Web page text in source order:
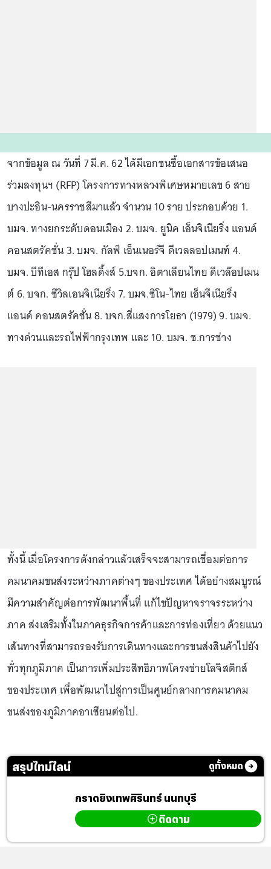
จากข้อมูล ณ วันที่ 7 มี.ค. 62 ได้มีเอกชนซื้อเอกสารข้อเสนอ
ร่วมลงทุนฯ (RFP) โครงการทางหลวงพิเศษหมายเลข 6 สาย
บางปะอิน-นครราชสีมาแล้ว จำนวน 10 ราย ประกอบด้วย 1.
บมจ. ทางยกระดับดอนเมือง 2. บมจ. ยูนิค เอ็นจิเนียริ่ง แอนด์
คอนสตรัคชั่น 3. บมจ. กัลฟ์ เอ็นเนอร์จี ดีเวลลอปเมนท์ 4.
บมจ. บีทีเอส กรุ๊ป โฮลดิ้งส์ 5.บจก. อิตาเลียนไทย ดีเวล๊อปเมน
ต์ 6. บจก. ซีวิลเอนจิเนียริ่ง 7. บมจ.ซิโน-ไทย เอ็นจีเนียริ่ง
แอนด์ คอนสตรัคชั่น 8. บจก.สี่แสงการโยธา (1979) 9. บมจ.
ทางด่วนและรถไฟฟ้ากรุงเทพ และ 10. บมจ. ช.การช่าง
ทั้งนี้ เมื่อโครงการดังกล่าวแล้วเสร็จจะสามารถเชื่อมต่อการ
คมนาคมขนส่งระหว่างภาคต่างๆ ของประเทศ ได้อย่างสมบูรณ์
มีความสำคัญต่อการพัฒนาพื้นที่ แก้ไขปัญหาจราจรระหว่าง
ภาค ส่งเสริมทั้งในภาคธุรกิจการค้าและการท่องเที่ยว ด้วยแนว
เส้นทางที่สามารถรองรับการเดินทางและการขนส่งสินค้าไปยัง
ทั่วทุกภูมิภาค เป็นการเพิ่มประสิทธิภาพโครงข่ายโลจิสติกส์
ของประเทศ เพื่อพัฒนาไปสู่การเป็นศูนย์กลางการคมนาคม
ขนส่งของภูมิภาคอาเซียนต่อไป.
สรุปไทม์ไลน์ ดูทั้งหมด
กราดยิงเทพศิรินทร์ นนทบุรี
ติดตาม